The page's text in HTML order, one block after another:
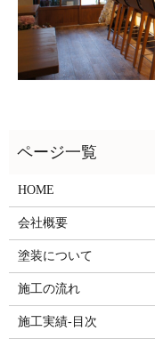
HOME
会社概要
塗装について
施工の流れ
施工実績-目次